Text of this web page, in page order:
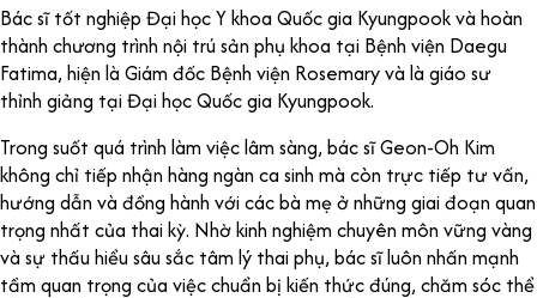
Bác sĩ tốt nghiệp Đại học Y khoa Quốc gia Kyungpook và hoàn
thành chương trình nội trú sản phụ khoa tại Bệnh viện Daegu
Fatima, hiện là Giám đốc Bệnh viện Rosemary và là giáo sư
thỉnh giảng tại Đại học Quốc gia Kyungpook.
Trong suốt quá trình làm việc lâm sàng, bác sĩ Geon-Oh Kim
không chỉ tiếp nhận hàng ngàn ca sinh mà còn trực tiếp tư vấn,
hướng dẫn và đồng hành với các bà mẹ ở những giai đoạn quan
trọng nhất của thai kỳ. Nhờ kinh nghiệm chuyên môn vững vàng
và sự thấu hiểu sâu sắc tâm lý thai phụ, bác sĩ luôn nhấn mạnh
tầm quan trọng của việc chuẩn bị kiến thức đúng, chăm sóc thể